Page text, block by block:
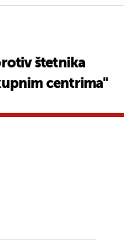
štetnika
centrima"